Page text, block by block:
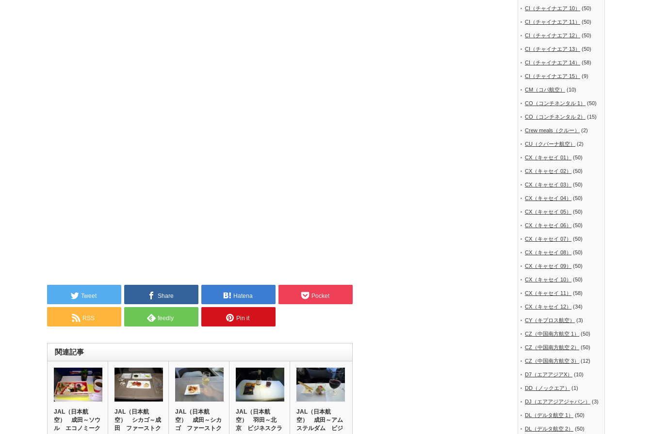
Tweet Share Hatena Pocket
RSS feedly Pin it
関連記事
JAL（日本航
空） 成田～ソウ
ル エコノミーク
JAL（日本航
空） シカゴ～成
田 ファーストク
JAL（日本航
空） 成田～シカ
ゴ ファーストク
JAL（日本航
空） 羽田～北
京 ビジネスクラ
JAL（日本航
空） 成田～アム
ステルダム ビジ
CI（チャイナエア 10） (50)
CI（チャイナエア 11） (50)
CI（チャイナエア 12） (50)
CI（チャイナエア 13） (50)
CI（チャイナエア 14） (58)
CI（チャイナエア 15） (9)
CM（コパ航空） (10)
CO（コンチネンタル 1） (50)
CO（コンチネンタル 2） (15)
Crew meals（クルー） (2)
CU（クバーナ航空） (2)
CX（キャセイ 01） (50)
CX（キャセイ 02） (50)
CX（キャセイ 03） (50)
CX（キャセイ 04） (50)
CX（キャセイ 05） (50)
CX（キャセイ 06） (50)
CX（キャセイ 07） (50)
CX（キャセイ 08） (50)
CX（キャセイ 09） (50)
CX（キャセイ 10） (50)
CX（キャセイ 11） (58)
CX（キャセイ 12） (34)
CY（キプロス航空） (3)
CZ（中国南方航空 1） (50)
CZ（中国南方航空 2） (50)
CZ（中国南方航空 3） (12)
D7（エアアジアX） (10)
DD（ノックエア） (1)
DJ（エアアジアジャパン） (3)
DL（デルタ航空 1） (50)
DL（デルタ航空 2） (50)